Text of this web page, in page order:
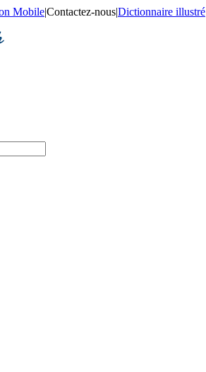
Mobile|Contactez-nous|Dictionnaire illustré